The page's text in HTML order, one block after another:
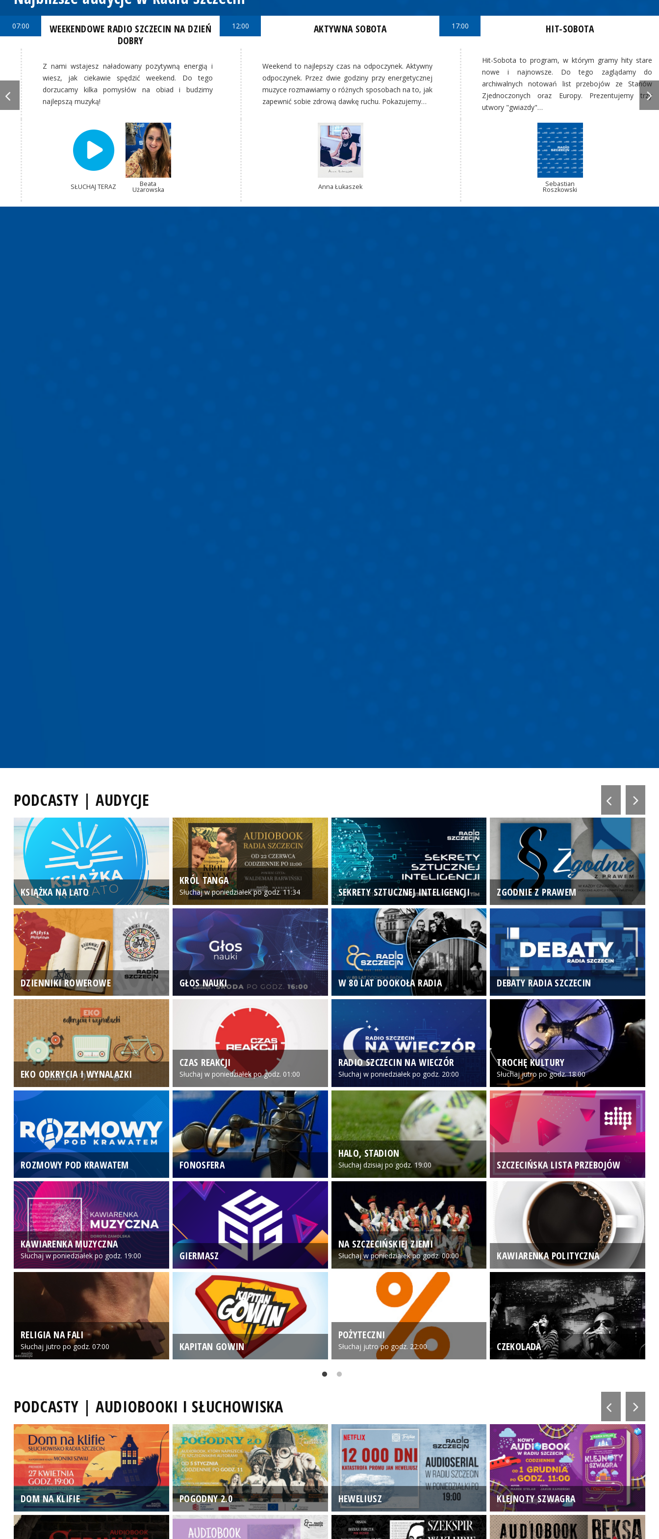
07:00
WEEKENDOWE RADIO SZCZECIN NA DZIEŃ
DOBRY
Z nami wstajesz naładowany pozytywną energią i
wiesz, jak ciekawie spędzić weekend. Do tego
dorzucamy kilka pomysłów na obiad i budzimy
najlepszą muzyką!
SŁUCHAJ TERAZ Beata
Użarowska
12:00 AKTYWNA SOBOTA
Weekend to najlepszy czas na odpoczynek. Aktywny
odpoczynek. Przez dwie godziny przy energetycznej
muzyce rozmawiamy o różnych sposobach na to, jak
zapewnić sobie zdrową dawkę ruchu. Pokazujemy…
Anna Łukaszek
17:00 HIT-SOBOTA
Hit-Sobota to program, w którym gramy hity stare
nowe i najnowsze. Do tego zaglądamy do
archiwalnych notowań list przebojów ze Stanów
Zjednoczonych oraz Europy. Prezentujemy trzy
utwory "gwiazdy"…
Sebastian
Roszkowski
PODCASTY | AUDYCJE
KSIĄŻKA NA LATO
KRÓL TANGA
Słuchaj w poniedziałek po godz. 11:34 SEKRETY SZTUCZNEJ INTELIGENCJI ZGODNIE Z PRAWEM
DZIENNIKI ROWEROWE GŁOS NAUKI W 80 LAT DOOKOŁA RADIA DEBATY RADIA SZCZECIN
EKO ODKRYCIA I WYNALAZKI
CZAS REAKCJI
Słuchaj w poniedziałek po godz. 01:00
RADIO SZCZECIN NA WIECZÓR
Słuchaj w poniedziałek po godz. 20:00
TROCHĘ KULTURY
Słuchaj jutro po godz. 18:00
ROZMOWY POD KRAWATEM FONOSFERA
HALO, STADION
Słuchaj dzisiaj po godz. 19:00 SZCZECIŃSKA LISTA PRZEBOJÓW
KAWIARENKA MUZYCZNA
Słuchaj w poniedziałek po godz. 19:00 GIERMASZ
NA SZCZECIŃSKIEJ ZIEMI
Słuchaj w poniedziałek po godz. 00:00 KAWIARENKA POLITYCZNA
RELIGIA NA FALI
Słuchaj jutro po godz. 07:00 KAPITAN GOWIN
POŻYTECZNI
Słuchaj jutro po godz. 22:00 CZEKOLADA
PODCASTY | AUDIOBOOKI I SŁUCHOWISKA
DOM NA KLIFIE POGODNY 2.0 HEWELIUSZ KLEJNOTY SZWAGRA